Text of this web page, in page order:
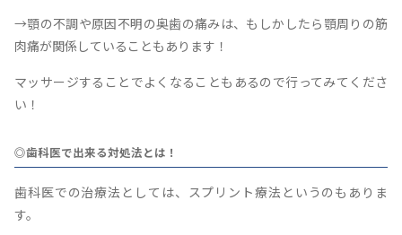
→顎の不調や原因不明の奥歯の痛みは、もしかしたら顎周りの筋
肉痛が関係していることもあります！
マッサージすることでよくなることもあるので行ってみてくださ
い！
◎歯科医で出来る対処法とは！
歯科医での治療法としては、スプリント療法というのもありま
す。